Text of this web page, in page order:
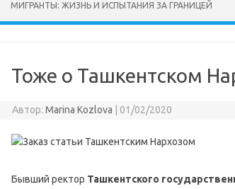
МИГРАНТЫ: ЖИЗНЬ И ИСПЫТАНИЯ ЗА ГРАНИЦЕЙ
Тоже о Ташкентском
Автор: Marina Kozlova 01/02/2020
Бывший ректор Ташкентского